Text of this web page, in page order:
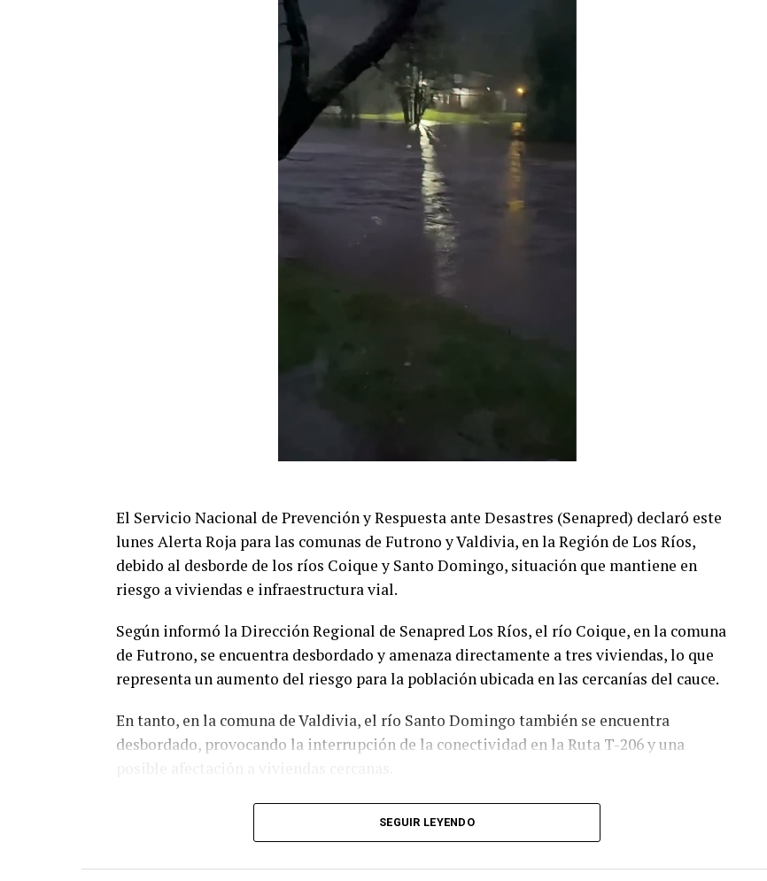
El Servicio Nacional de Prevención y Respuesta ante Desastres (Senapred) declaró este
lunes Alerta Roja para las comunas de Futrono y Valdivia, en la Región de Los Ríos,
debido al desborde de los ríos Coique y Santo Domingo, situación que mantiene en
riesgo a viviendas e infraestructura vial.
Según informó la Dirección Regional de Senapred Los Ríos, el río Coique, en la comuna
de Futrono, se encuentra desbordado y amenaza directamente a tres viviendas, lo que
representa un aumento del riesgo para la población ubicada en las cercanías del cauce.
En tanto, en la comuna de Valdivia, el río Santo Domingo también se encuentra
desbordado, provocando la interrupción de la conectividad en la Ruta T-206 y una
La Alerta Roja comenzó a regir este lunes y permanecerá vigente hasta que las
SEGUIR LEYENDO